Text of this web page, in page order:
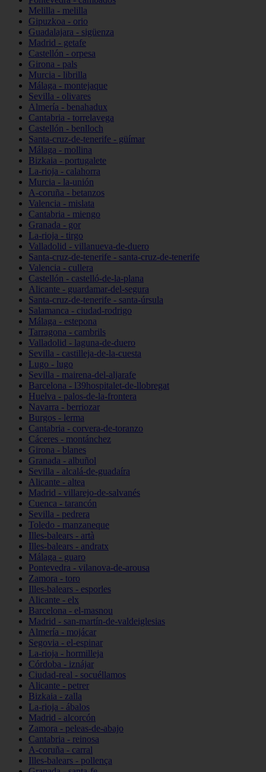
Melilla - melilla
Gipuzkoa - orio
Guadalajara - sigüenza
Madrid - getafe
Castellón - orpesa
Girona - pals
Murcia - librilla
Málaga - montejaque
Sevilla - olivares
Almería - benahadux
Cantabria - torrelavega
Castellón - benlloch
Santa-cruz-de-tenerife - güímar
Málaga - mollina
Bizkaia - portugalete
La-rioja - calahorra
Murcia - la-unión
A-coruña - betanzos
Valencia - mislata
Cantabria - miengo
Granada - gor
La-rioja - tirgo
Valladolid - villanueva-de-duero
Santa-cruz-de-tenerife - santa-cruz-de-tenerife
Valencia - cullera
Castellón - castelló-de-la-plana
Alicante - guardamar-del-segura
Santa-cruz-de-tenerife - santa-úrsula
Salamanca - ciudad-rodrigo
Málaga - estepona
Tarragona - cambrils
Valladolid - laguna-de-duero
Sevilla - castilleja-de-la-cuesta
Lugo - lugo
Sevilla - mairena-del-aljarafe
Barcelona - l39hospitalet-de-llobregat
Huelva - palos-de-la-frontera
Navarra - berriozar
Burgos - lerma
Cantabria - corvera-de-toranzo
Cáceres - montánchez
Girona - blanes
Granada - albuñol
Sevilla - alcalá-de-guadaíra
Alicante - altea
Madrid - villarejo-de-salvanés
Cuenca - tarancón
Sevilla - pedrera
Toledo - manzaneque
Illes-balears - artà
Illes-balears - andratx
Málaga - guaro
Pontevedra - vilanova-de-arousa
Zamora - toro
Illes-balears - esporles
Alicante - elx
Barcelona - el-masnou
Madrid - san-martín-de-valdeiglesias
Almería - mojácar
Segovia - el-espinar
La-rioja - hormilleja
Córdoba - iznájar
Ciudad-real - socuéllamos
Alicante - petrer
Bizkaia - zalla
La-rioja - ábalos
Madrid - alcorcón
Zamora - peleas-de-abajo
Cantabria - reinosa
A-coruña - carral
Illes-balears - pollença